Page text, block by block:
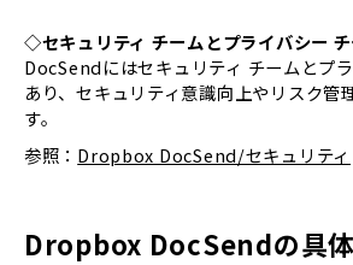
◇セキュリティ チームとプライバシー
DocSendにはセキュリティ チームとプ
あり、セキュリティ意識向上やリスク管
す。
参照： Dropbox DocSend/セキュリティ
Dropbox DocSendの具